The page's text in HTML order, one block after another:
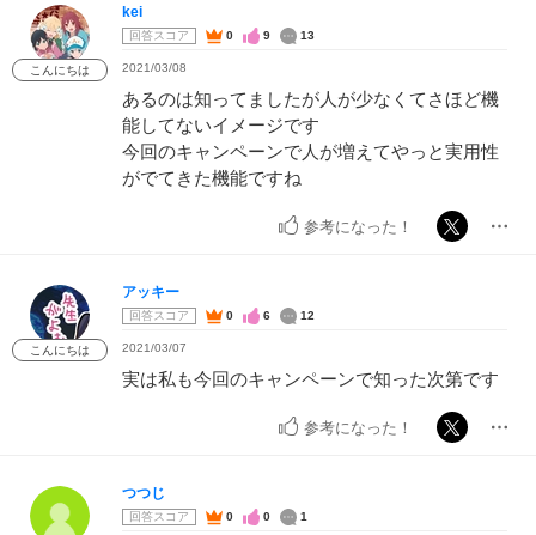
こんにちは
kei
回答スコア 0 9 13
2021/03/08
あるのは知ってましたが人が少なくてさほど機
能してないイメージです
今回のキャンペーンで人が増えてやっと実用性
がでてきた機能ですね
参考になった！
こんにちは
アッキー
回答スコア 0 6 12
2021/03/07
実は私も今回のキャンペーンで知った次第です
参考になった！
つつじ
回答スコア 0 0 1